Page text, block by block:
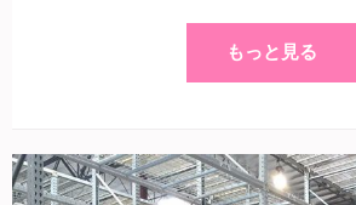
もっと見る